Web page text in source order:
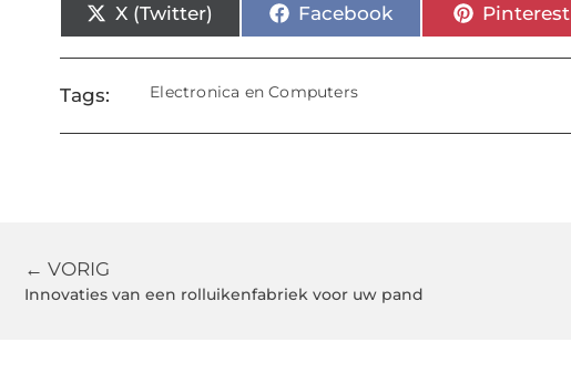
X (Twitter) Facebook Pinterest
Tags: Electronica en Computers
← VORIG
Innovaties van een rolluikenfabriek voor uw pand